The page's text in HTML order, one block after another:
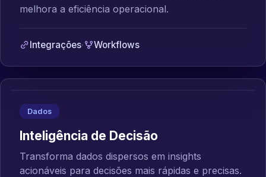
melhora a eficiência operacional.
Integrações· Workflows
Dados
Inteligência de Decisão
Transforma dados dispersos em insights
acionáveis para decisões mais rápidas e precisas.